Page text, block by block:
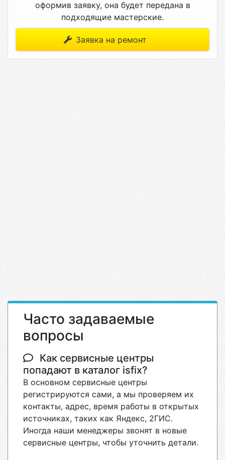
оформив заявку, она будет передана в
подходящие мастерские.
Заявка на ремонт
Часто задаваемые
вопросы
Как сервисные центры
попадают в каталог isfix?
В основном сервисные центры
регистрируются сами, а мы проверяем их
контакты, адрес, время работы в открытых
источниках, таких как Яндекс, 2ГИС.
Иногда наши менеджеры звонят в новые
сервисные центры, чтобы уточнить детали.